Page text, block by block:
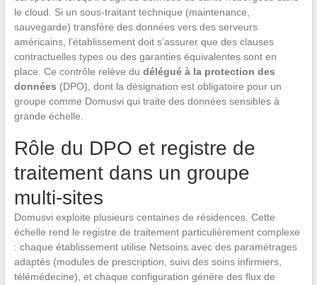
le cloud. Si un sous-traitant technique (maintenance,
sauvegarde) transfère des données vers des serveurs
américains, l’établissement doit s’assurer que des clauses
contractuelles types ou des garanties équivalentes sont en
place. Ce contrôle relève du délégué à la protection des
données (DPO), dont la désignation est obligatoire pour un
groupe comme Domusvi qui traite des données sensibles à
grande échelle.
Rôle du DPO et registre de
traitement dans un groupe
multi-sites
Domusvi exploite plusieurs centaines de résidences. Cette
échelle rend le registre de traitement particulièrement complexe
: chaque établissement utilise Netsoins avec des paramétrages
adaptés (modules de prescription, suivi des soins infirmiers,
télémédecine), et chaque configuration génère des flux de